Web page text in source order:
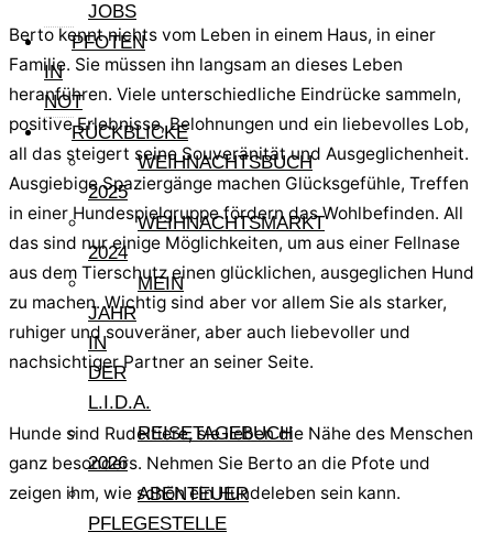
JOBS
PFOTEN
IN
NOT
RÜCKBLICKE
WEIHNACHTSBUCH
2025
WEIHNACHTSMARKT
2024
MEIN
JAHR
IN
DER
L.I.D.A.
REISETAGEBUCH
2026
ABENTEUER
PFLEGESTELLE
Berto kennt nichts vom Leben in einem Haus, in einer
Familie. Sie müssen ihn langsam an dieses Leben
heranführen. Viele unterschiedliche Eindrücke sammeln,
positive Erlebnisse, Belohnungen und ein liebevolles Lob,
all das steigert seine Souveränität und Ausgeglichenheit.
Ausgiebige Spaziergänge machen Glücksgefühle, Treffen
in einer Hundespielgruppe fördern das Wohlbefinden. All
das sind nur einige Möglichkeiten, um aus einer Fellnase
aus dem Tierschutz einen glücklichen, ausgeglichen Hund
zu machen. Wichtig sind aber vor allem Sie als starker,
ruhiger und souveräner, aber auch liebevoller und
nachsichtiger Partner an seiner Seite.
Hunde sind Rudeltiere, sie lieben die Nähe des Menschen
ganz besonders. Nehmen Sie Berto an die Pfote und
zeigen ihm, wie schön ein Hundeleben sein kann.